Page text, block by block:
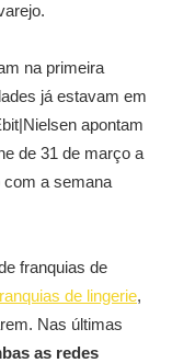
na primeira
já estavam em
apontam
de 31 de março a
com a semana
franquias de
de lingerie,
Nas últimas
as redes